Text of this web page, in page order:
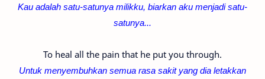
Kau adalah satu-satunya milikku, biarkan aku menjadi satu-
satunya...
To heal all the pain that he put you through.
Untuk menyembuhkan semua rasa sakit yang dia letakkan